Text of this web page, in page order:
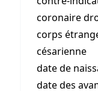
coronaire
corps
césarienne
date de
date des